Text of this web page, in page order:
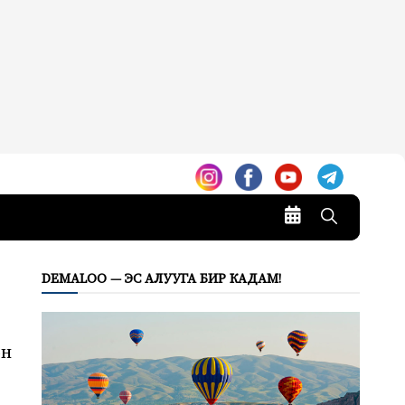
DEMALOO — ЭС АЛУУГА БИР КАДАМ!